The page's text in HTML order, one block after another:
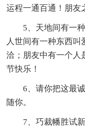
运程一通百通！朋友
5、天地间有一
人世间有一种东西
洽；朋友中有一个人
节快乐！
6、请你把这最
随你。
7、巧裁幡胜试